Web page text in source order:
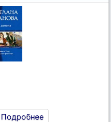
Подробнее